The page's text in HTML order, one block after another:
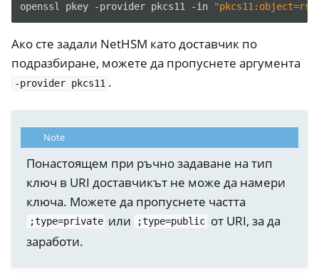
openssl pkey -provider pkcs11 -in
Ако сте задали NetHSM като доставчик по
подразбиране, можете да пропуснете аргумента
-provider pkcs11 .
Note
Понастоящем при ръчно задаване на тип
ключ в URI доставчикът не може да намери
ключа. Можете да пропуснете частта
;type=private или ;type=public от URI, за да
заработи.